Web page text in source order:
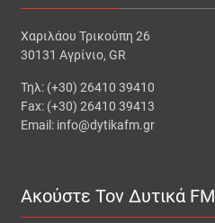
Χαριλάου Τρικούπη 26
30131 Αγρίνιο, GR
Τηλ: (+30) 26410 39410
Fax: (+30) 26410 39413
Email: info@dytikafm.gr
Ακούστε Τον Δυτικά FM